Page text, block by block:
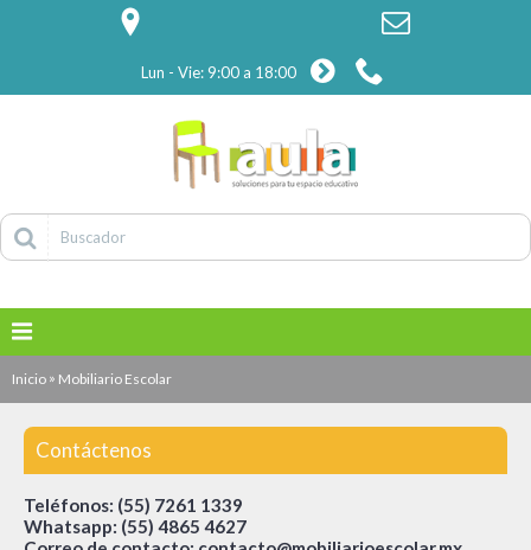
Lun - Vie: 9:00 a 18:00
Inicio » Mobiliario Escolar
Contáctenos
Teléfonos: (55) 7261 1339
Whatsapp: (55) 4865 4627